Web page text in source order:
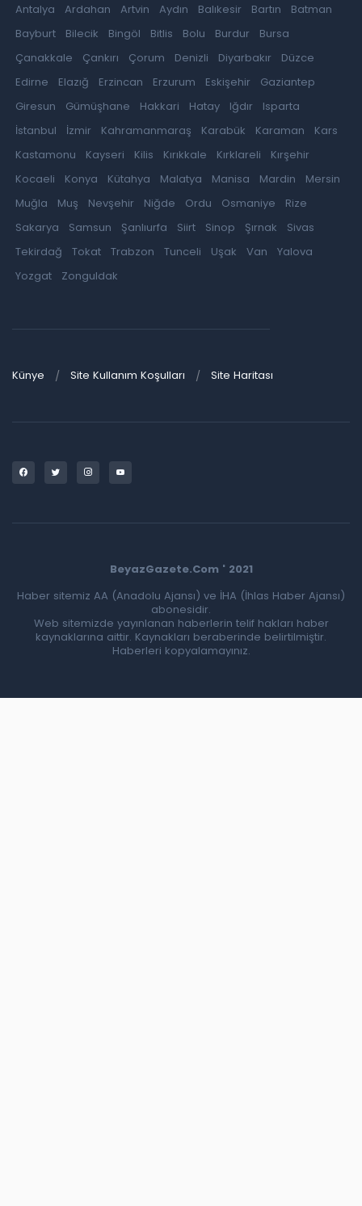
Antalya
Ardahan Artvin Aydın Balıkesir Bartın
Batman
Bayburt
Bilecik Bingöl Bitlis Bolu Burdur
Bursa
Çanakkale
Çankırı Çorum Denizli Diyarbakır
Düzce
Edirne
Elazığ Erzincan Erzurum Eskişehir
Gaziantep
Giresun
Gümüşhane Hakkari Hatay Iğdır
Isparta
İstanbul
İzmir Kahramanmaraş Karabük Karaman
Kars
Kastamonu
Kayseri Kilis Kırıkkale Kırklareli
Kırşehir
Kocaeli
Konya Kütahya Malatya Manisa Mardin
Mersin
Muğla
Muş Nevşehir Niğde Ordu Osmaniye
Rize
Sakarya
Samsun Şanlıurfa Siirt Sinop Şırnak
Sivas
Tekirdağ
Tokat Trabzon Tunceli Uşak Van
Yalova
Yozgat
Zonguldak
Künye Site Kullanım Koşulları Site Haritası
BeyazGazete.Com ' 2021
Haber sitemiz AA (Anadolu Ajansı) ve İHA (İhlas Haber Ajansı)
abonesidir.
Web sitemizde yayınlanan haberlerin telif hakları haber
kaynaklarına aittir. Kaynakları beraberinde belirtilmiştir.
Haberleri kopyalamayınız.